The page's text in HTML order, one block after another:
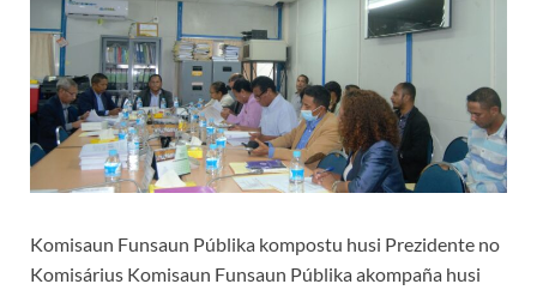
Komisaun Funsaun Públika kompostu husi Prezidente no
Komisárius Komisaun Funsaun Públika akompaña husi